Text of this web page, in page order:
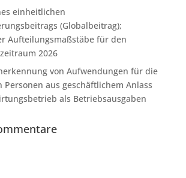
einheitlichen
(Globalbeitrag);
Aufteilungsmaßstäbe für den
2026
von Aufwendungen für die
Personen aus geschäftlichem Anlass
als Betriebsausgaben